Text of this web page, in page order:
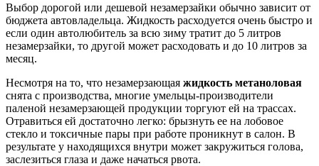
Выбор дорогой или дешевой незамерзайки обычно зависит от
бюджета автовладельца. Жидкость расходуется очень быстро и
если один автолюбитель за всю зиму тратит до 5 литров
незамерзайки, то другой может расходовать и до 10 литров за
месяц.
Несмотря на то, что незамерзающая жидкость метаноловая
снята с производства, многие умельцы-производители
паленой незамерзающей продукции торгуют ей на трассах.
Отравиться ей достаточно легко: брызнуть ее на лобовое
стекло и токсичные пары при работе проникнут в салон. В
результате у находящихся внутри может закружиться голова,
заслезиться глаза и даже начаться рвота.